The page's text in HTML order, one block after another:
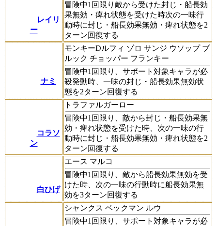
レイリ
ー
冒険中1回限り敵から受けた封じ・船長効
果無効・痺れ状態を受けた時次の一味行
動時に封じ・船長効果無効・痺れ状態を2
ターン回復する
ナミ
モンキーDルフィ ゾロ サンジ ウソップ ブ
ルック チョッパー フランキー
冒険中1回限り、サポート対象キャラが必
殺発動時、一味の封じ・船長効果無効状
態を2ターン回復する
コラソ
ン
トラファルガーロー
冒険中1回限り、敵から封じ・船長効果無
効・痺れ状態を受けた時、次の一味の行
動時に封じ・船長効果無効・痺れ状態を2
ターン回復する
白ひげ
エース マルコ
冒険中1回限り、敵から船長効果無効を受
けた時、次の一味の行動時に船長効果無
効を3ターン回復する
シャンクス ベックマン ルウ
冒険中1回限り、サポート対象キャラが必